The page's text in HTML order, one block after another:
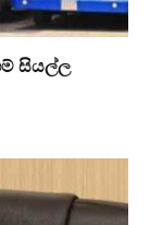
සියල්ල